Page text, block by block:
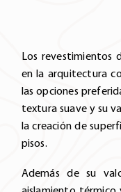
Los revestimientos
en la arquitectura
las opciones
textura suave y su
la creación de
pisos.
Además de su